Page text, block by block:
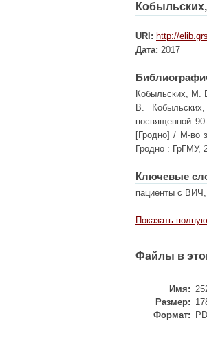
URI: http://
Дата: 2017
Кобыльских, М.
В.
посвященной
[Гродно] / М-во
Гродно : ГрГМУ,
Ключевые
пациенты с
Показать
Файлы в
Имя:
Размер:
Формат: